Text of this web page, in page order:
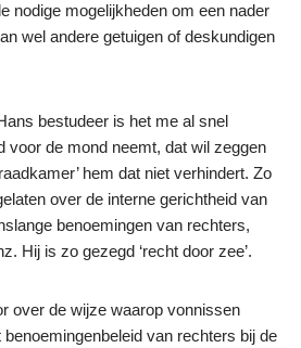
nodige mogelijkheden om een nader
wel andere getuigen of deskundigen
bestudeer is het me al snel
voor de mond neemt, dat wil zeggen
hem dat niet verhindert. Zo
over de interne gerichtheid van
benoemingen van rechters,
Hij is zo gezegd ‘recht door zee’.
over de wijze waarop vonnissen
van rechters bij de